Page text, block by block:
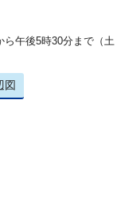
午後5時30分まで（土
図